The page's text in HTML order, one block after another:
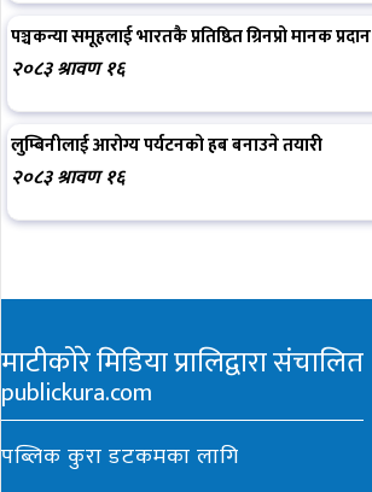
पञ्चकन्या समूहलाई भारतकै प्रतिष्ठित ग्रिनप्रो मानक प्रदान
२०८३ श्रावण १६
लुम्बिनीलाई आरोग्य पर्यटनको हब बनाउने तयारी
२०८३ श्रावण १६
माटीकोरे मिडिया प्रालिद्वारा संचालित
publickura.com
पब्लिक कुरा डटकमका लागि